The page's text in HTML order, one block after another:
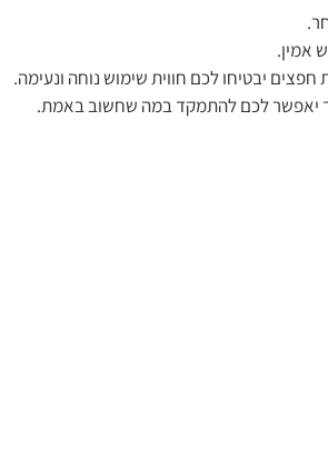
אמין.
יבטיחו לכם חווית שימוש נוחה ונעימה.
יאפשר לכם להתמקד במה שחשוב באמת.